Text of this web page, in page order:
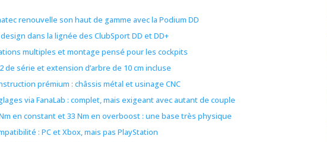
renouvelle son haut de gamme avec la Podium DD
dans la lignée des ClubSport DD et DD+
multiples et montage pensé pour les cockpits
de série et extension d’arbre de 10 cm incluse
prémium : châssis métal et usinage CNC
via FanaLab : complet, mais exigeant avec autant de couple
en constant et 33 Nm en overboost : une base très physique
: PC et Xbox, mais pas PlayStation